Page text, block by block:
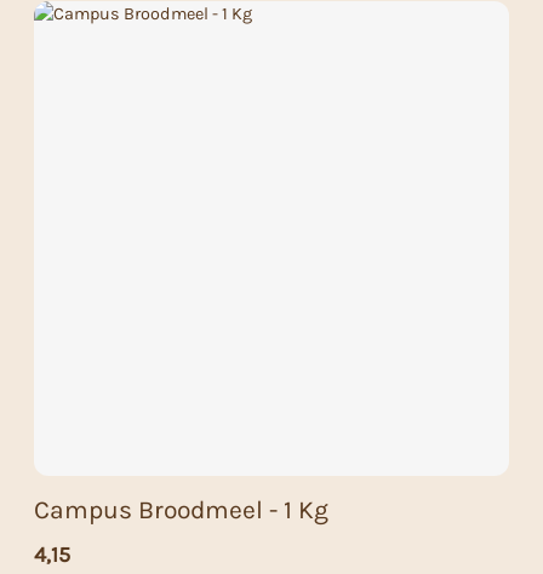
Campus Broodmeel - 1 Kg
4,15